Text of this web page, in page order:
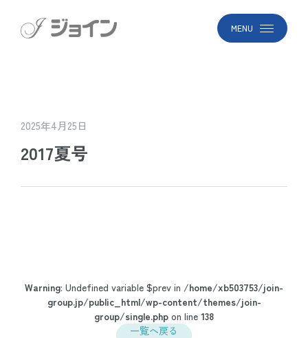
MENU
2025年4月25日
2017夏号
Warning: Undefined variable $prev in /home/xb503753/join-
group.jp/public_html/wp-content/themes/join-
group/single.php on line 138
一覧へ戻る